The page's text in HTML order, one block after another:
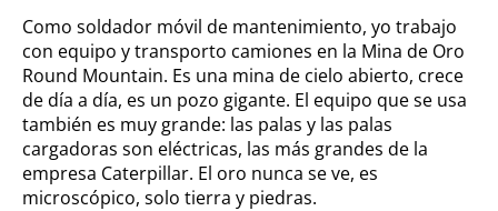
Como soldador móvil de mantenimiento, yo trabajo
con equipo y transporto camiones en la Mina de Oro
Round Mountain. Es una mina de cielo abierto, crece
de día a día, es un pozo gigante. El equipo que se usa
también es muy grande: las palas y las palas
cargadoras son eléctricas, las más grandes de la
empresa Caterpillar. El oro nunca se ve, es
microscópico, solo tierra y piedras.